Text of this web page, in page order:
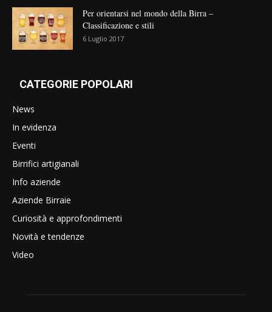
Per orientarsi nel mondo della Birra –
Classificazione e stili
6 Luglio 2017
CATEGORIE POPOLARI
News
In evidenza
Eventi
Birrifici artigianali
Info aziende
Aziende Birraie
Curiosità e approfondimenti
Novità e tendenze
Video